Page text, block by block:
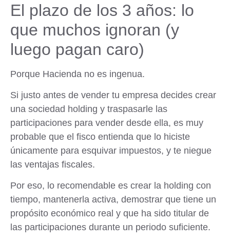
El plazo de los 3 años: lo
que muchos ignoran (y
luego pagan caro)
Porque Hacienda no es ingenua.
Si justo antes de vender tu empresa decides crear
una sociedad holding y traspasarle las
participaciones para vender desde ella, es muy
probable que el fisco entienda que lo hiciste
únicamente para esquivar impuestos, y te niegue
las ventajas fiscales.
Por eso, lo recomendable es crear la holding con
tiempo, mantenerla activa, demostrar que tiene un
propósito económico real y que ha sido titular de
las participaciones durante un periodo suficiente.